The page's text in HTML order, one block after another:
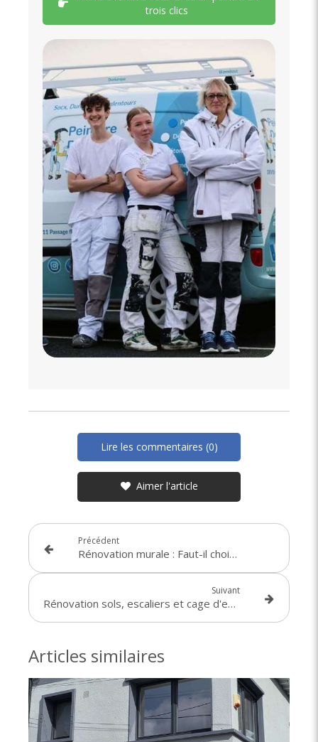
trois clics
Lire les commentaires (0)
Aimer l'article
Précédent
Rénovation murale : Faut-il choisir un revêtement intissé ou une peinture lisse ?
Suivant
Rénovation sols, escaliers et cage d'escaliers à Malo-les-Bains (Dunkerque)
Articles similaires